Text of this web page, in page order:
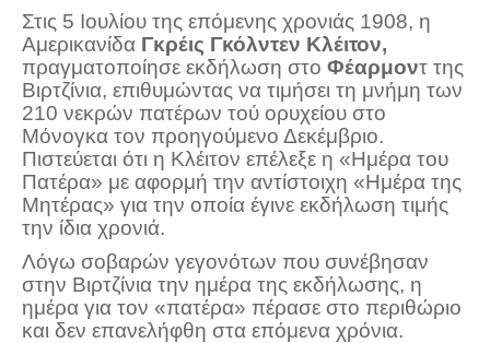
Στις 5 Ιουλίου της επόμενης χρονιάς 1908, η
Αμερικανίδα Γκρέις Γκόλντεν Κλέιτον,
πραγματοποίησε εκδήλωση στο Φέαρμοντ της
Βιρτζίνια, επιθυμώντας να τιμήσει τη μνήμη των
210 νεκρών πατέρων τού ορυχείου στο
Μόνογκα τον προηγούμενο Δεκέμβριο.
Πιστεύεται ότι η Κλέιτον επέλεξε η «Ημέρα του
Πατέρα» με αφορμή την αντίστοιχη «Ημέρα της
Μητέρας» για την οποία έγινε εκδήλωση τιμής
την ίδια χρονιά.
Λόγω σοβαρών γεγονότων που συνέβησαν
στην Βιρτζίνια την ημέρα της εκδήλωσης, η
ημέρα για τον «πατέρα» πέρασε στο περιθώριο
και δεν επανελήφθη στα επόμενα χρόνια.